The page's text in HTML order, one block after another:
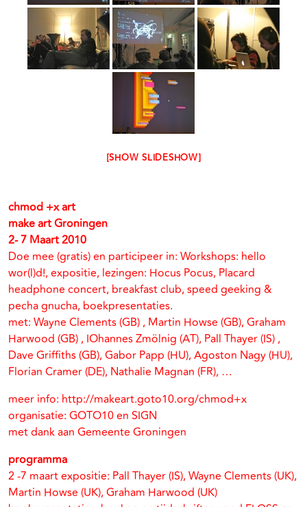
[SHOW SLIDESHOW]
chmod +x art
make art Groningen
2- 7 Maart 2010
Doe mee (gratis) en participeer in: Workshops: hello
wor(l)d!, expositie, lezingen: Hocus Pocus, Placard
headphone concert, breakfast club, speed geeking &
pecha gnucha, boekpresentaties.
met: Wayne Clements (GB) , Martin Howse (GB), Graham
Harwood (GB) , IOhannes Zmölnig (AT), Pall Thayer (IS) ,
Dave Griffiths (GB), Gabor Papp (HU), Agoston Nagy (HU),
Florian Cramer (DE), Nathalie Magnan (FR), …
meer info: http://makeart.goto10.org/chmod+x
organisatie: GOTO10 en SIGN
met dank aan Gemeente Groningen
programma
2 -7 maart expositie: Pall Thayer (IS), Wayne Clements (UK),
Martin Howse (UK), Graham Harwood (UK)